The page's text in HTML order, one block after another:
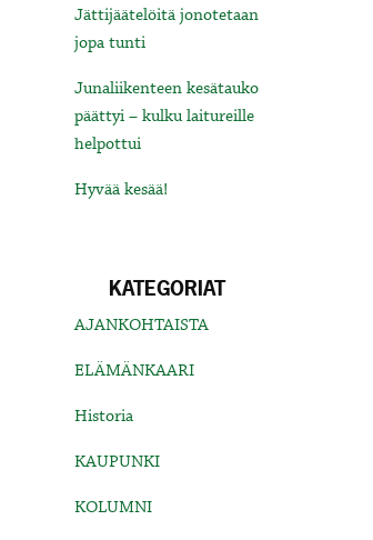
Jättijäätelöitä jonotetaan
jopa tunti
Junaliikenteen kesätauko
päättyi – kulku laitureille
helpottui
Hyvää kesää!
KATEGORIAT
AJANKOHTAISTA
ELÄMÄNKAARI
Historia
KAUPUNKI
KOLUMNI